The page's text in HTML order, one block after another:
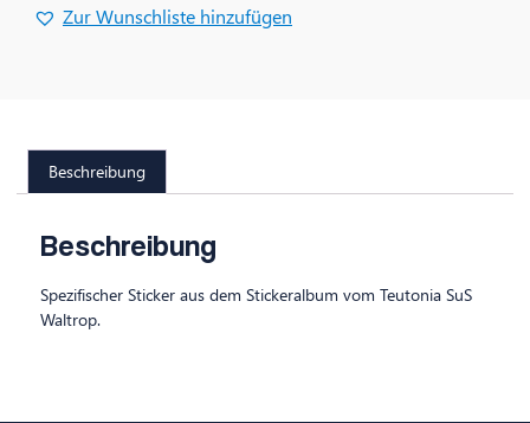
Zur Wunschliste hinzufügen
Beschreibung
Beschreibung
Spezifischer Sticker aus dem Stickeralbum vom Teutonia SuS
Waltrop.